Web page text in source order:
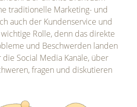
traditionelle Marketing- und
auch der Kundenservice und
Rolle, denn das direkte
und Beschwerden landen
Social Media Kanäle, über
fragen und diskutieren